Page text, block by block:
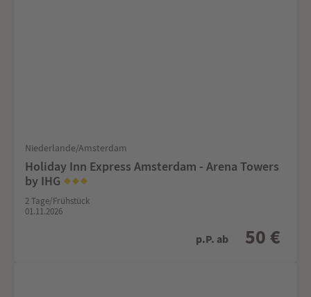
Niederlande/Amsterdam
Holiday Inn Express Amsterdam - Arena Towers
by IHG
2 Tage/Frühstück
01.11.2026
p.P. ab 50 €